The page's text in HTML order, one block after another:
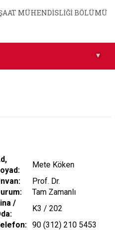
MÜHENDİSLİĞİ BÖLÜMÜ
▾
Mete Köken
Prof. Dr.
Tam Zamanlı
/
K3 / 202
90 (312) 210 5453